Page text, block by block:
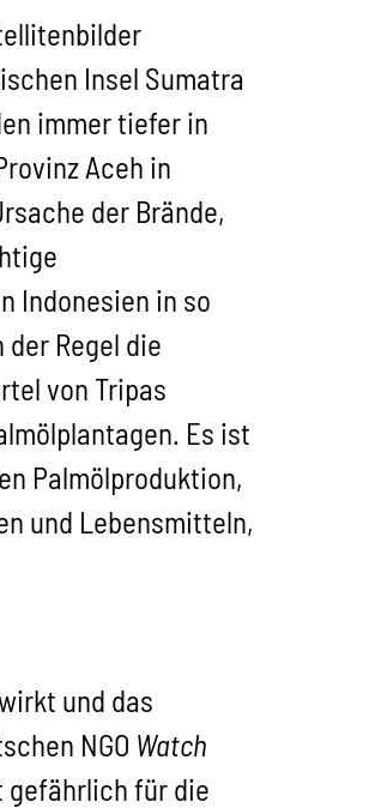
Insel Sumatra
immer tiefer in
Aceh in
der Brände,
Indonesien in so
Regel die
von Tripas
Es ist
Palmölproduktion,
und Lebensmitteln,
und das
NGO Watch
gefährlich für die